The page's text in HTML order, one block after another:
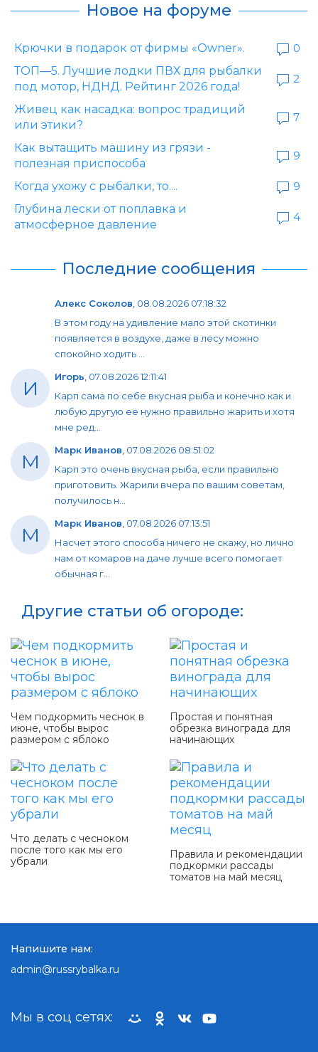
Новое на форуме
Крючки в подарок от фирмы «Owner».
0
ТОП—5. Лучшие лодки ПВХ для рыбалки
под мотор, НДНД. Рейтинг 2026 года!
2
Живец как насадка: вопрос традиций
или этики?
7
Как вытащить машину из грязи -
полезная приспособа
9
Когда ухожу с рыбалки, то....
9
Глубина лески от поплавка и
атмосферное давление
4
Последние сообщения
Алекс Соколов 08.08.2026 07:18:32
В этом году на удивление мало этой скотинки
появляется в воздухе, даже в лесу можно
спокойно ходить ...
И Игорь 07.08.2026 12:11:41
Карп сама по себе вкусная рыба и конечно как и
любую другую её нужно правильно жарить и хотя
мне ред...
М Марк Иванов 07.08.2026 08:51:02
Карп это очень вкусная рыба, если правильно
приготовить. Жарили вчера по вашим советам,
получилось н...
М Марк Иванов 07.08.2026 07:13:51
Насчет этого способа ничего не скажу, но лично
нам от комаров на даче лучше всего помогает
обычная г...
Другие статьи об огороде:
Чем подкормить чеснок в
июне, чтобы вырос
размером с яблоко
Простая и понятная
обрезка винограда для
начинающих
Что делать с чесноком
после того как мы его
убрали
Правила и рекомендации
подкормки рассады
томатов на май месяц
Мы в соц сетях:
Напишите нам:
admin@russrybalka.ru